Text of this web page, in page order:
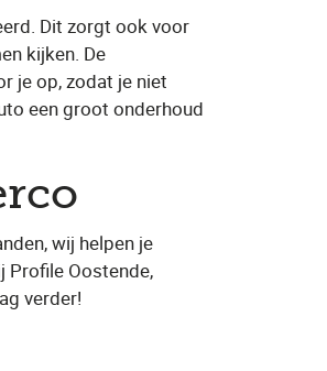
Dit zorgt ook voor
kijken. De
je op, zodat je niet
een groot onderhoud
wij helpen je
Profile Oostende,
verder!